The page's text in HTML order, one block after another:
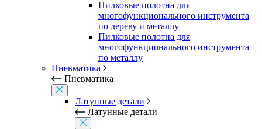
Пилковые полотна для
многофункционального инструмента
по дереву и металлу
Пилковые полотна для
многофункционального инструмента
по металлу
Пневматика
Пневматика
Латунные детали
Латунные детали